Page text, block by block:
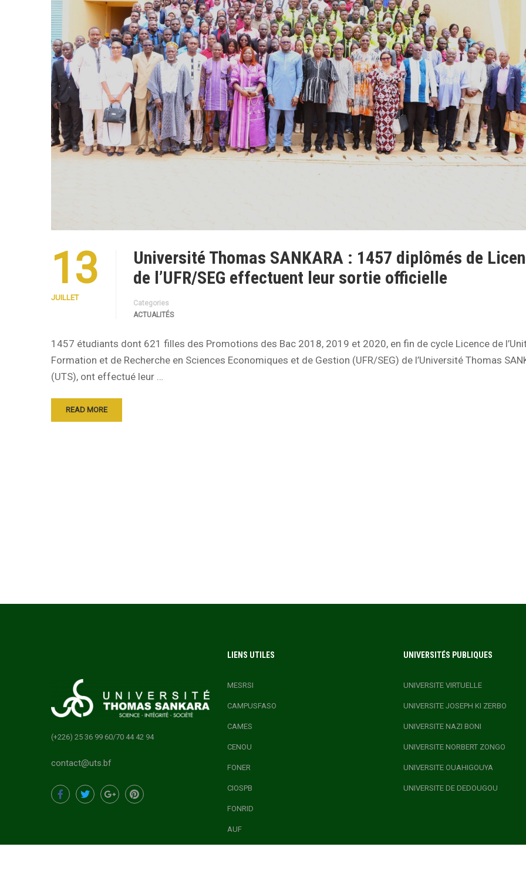
13
JUILLET
Université Thomas SANKARA : 1457 diplômés de
de l’UFR/SEG effectuent leur sortie officielle
Categories
ACTUALITÉS
1457 étudiants dont 621 filles des Promotions des Bac 2018, 2019 et 2020, en fin de cycle Licence de
Formation et de Recherche en Sciences Economiques et de Gestion (UFR/SEG) de l’Université Thomas
(UTS), ont effectué leur …
READ MORE
(+226) 25 36 99 60/70 44 42 94
contact@uts.bf
LIENS UTILES
MESRSI
CAMPUSFASO
CAMES
CENOU
FONER
CIOSPB
FONRID
AUF
UNIVERSITÉS PUBLIQUES
UNIVERSITE VIRTUELLE
UNIVERSITE JOSEPH KI ZERBO
UNIVERSITE NAZI BONI
UNIVERSITE NORBERT ZONGO
UNIVERSITE OUAHIGOUYA
UNIVERSITE DE DEDOUGOU